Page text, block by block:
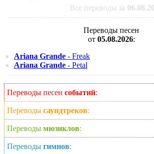
Все переводы за
Переводы песен
от 05.08.2026:
Ariana Grande - Freak
Ariana Grande - Petal
Переводы песен событий:
Переводы саундтреков:
Переводы мюзиклов:
Переводы гимнов: